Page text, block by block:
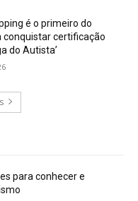
é o primeiro do
conquistar certificação
do Autista’
para conhecer e